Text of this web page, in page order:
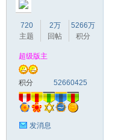
720
主题
2万
回帖
5266万
积分
超级版主
积分 52660425
发消息